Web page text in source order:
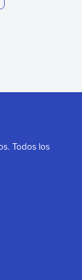
Todos los